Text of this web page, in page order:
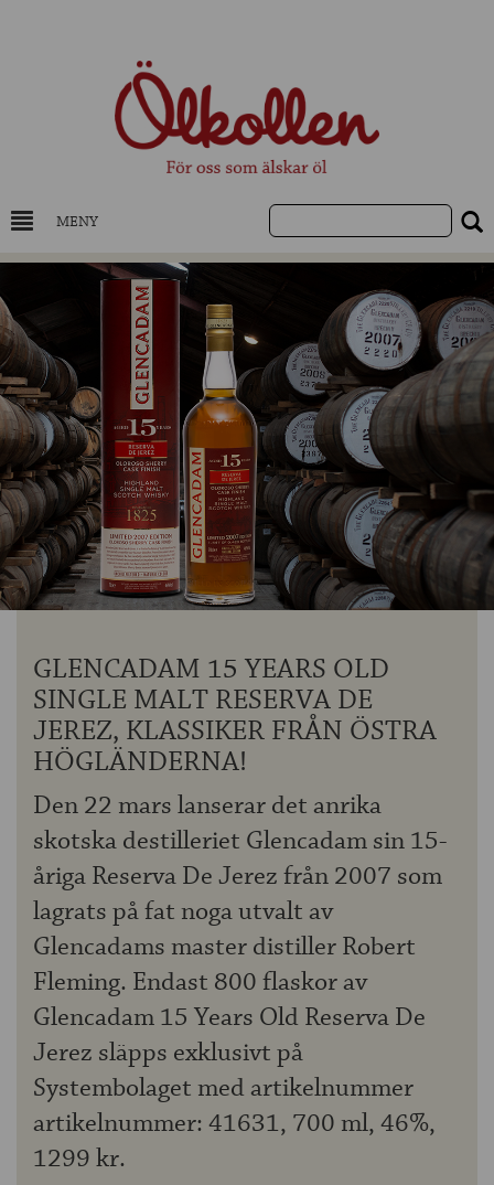
MENY
DRYCKESKUNSKAP
NYHETER
UTVALDA ÖL
UTVALDA CIDER
UTVALDA DESTILLAT
OM ÖLKOLLEN
KONTAKTA OSS
GLENCADAM 15 YEARS OLD
SINGLE MALT RESERVA DE
JEREZ, KLASSIKER FRÅN ÖSTRA
HÖGLÄNDERNA!
Den 22 mars lanserar det anrika
skotska destilleriet Glencadam sin 15-
åriga Reserva De Jerez från 2007 som
lagrats på fat noga utvalt av
Glencadams master distiller Robert
Fleming. Endast 800 flaskor av
Glencadam 15 Years Old Reserva De
Jerez släpps exklusivt på
Systembolaget med artikelnummer
artikelnummer: 41631, 700 ml, 46%,
1299 kr.